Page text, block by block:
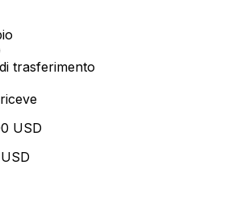
trasferimento
USD